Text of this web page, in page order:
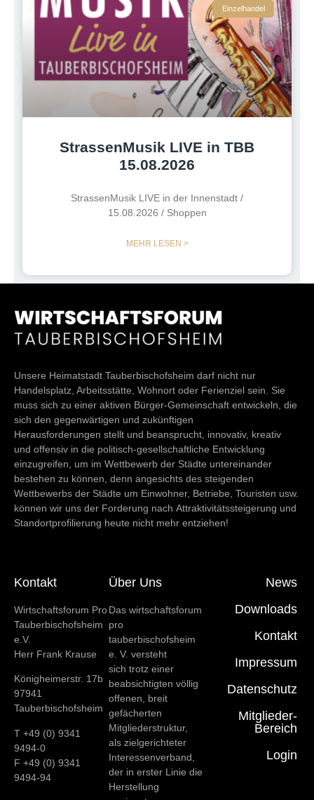
Einzelhandel
StrassenMusik LIVE in TBB
15.08.2026
StrassenMusik LIVE in der Innenstadt /
15.08.2026 / Shoppen
MEHR LESEN >
Unsere Heimatstadt Tauberbischofsheim darf nicht nur
Handelsplatz, Arbeitsstätte, Wohnort oder Ferienziel sein. Sie
muss sich zu einer aktiven Bürger-Gemeinschaft entwickeln, die
sich den gegenwärtigen und zukünftigen
Herausforderungen stellt und beansprucht, innovativ, kreativ
und offensiv in die politisch-gesellschaftliche Entwicklung
einzugreifen, um im Wettbewerb der Städte untereinander
bestehen zu können, denn angesichts des steigenden
Wettbewerbs der Städte um Einwohner, Betriebe, Touristen usw.
können wir uns der Forderung nach Attraktivitätssteigerung und
Standortprofilierung heute nicht mehr entziehen!
Kontakt
Wirtschaftsforum Pro
Tauberbischofsheim
e.V.
Herr Frank Krause
Königheimerstr. 17b
97941
Tauberbischofsheim
T +49 (0) 9341
9494-0
F +49 (0) 9341
9494-94
Über Uns
Das wirtschaftsforum
pro
tauberbischofsheim
e. V. versteht
sich trotz einer
beabsichtigten völlig
offenen, breit
gefächerten
Mitgliederstruktur,
als zielgerichteter
Interessenverband,
der in erster Linie die
Herstellung
News
Downloads
Kontakt
Impressum
Datenschutz
Mitglieder-
Bereich
Login